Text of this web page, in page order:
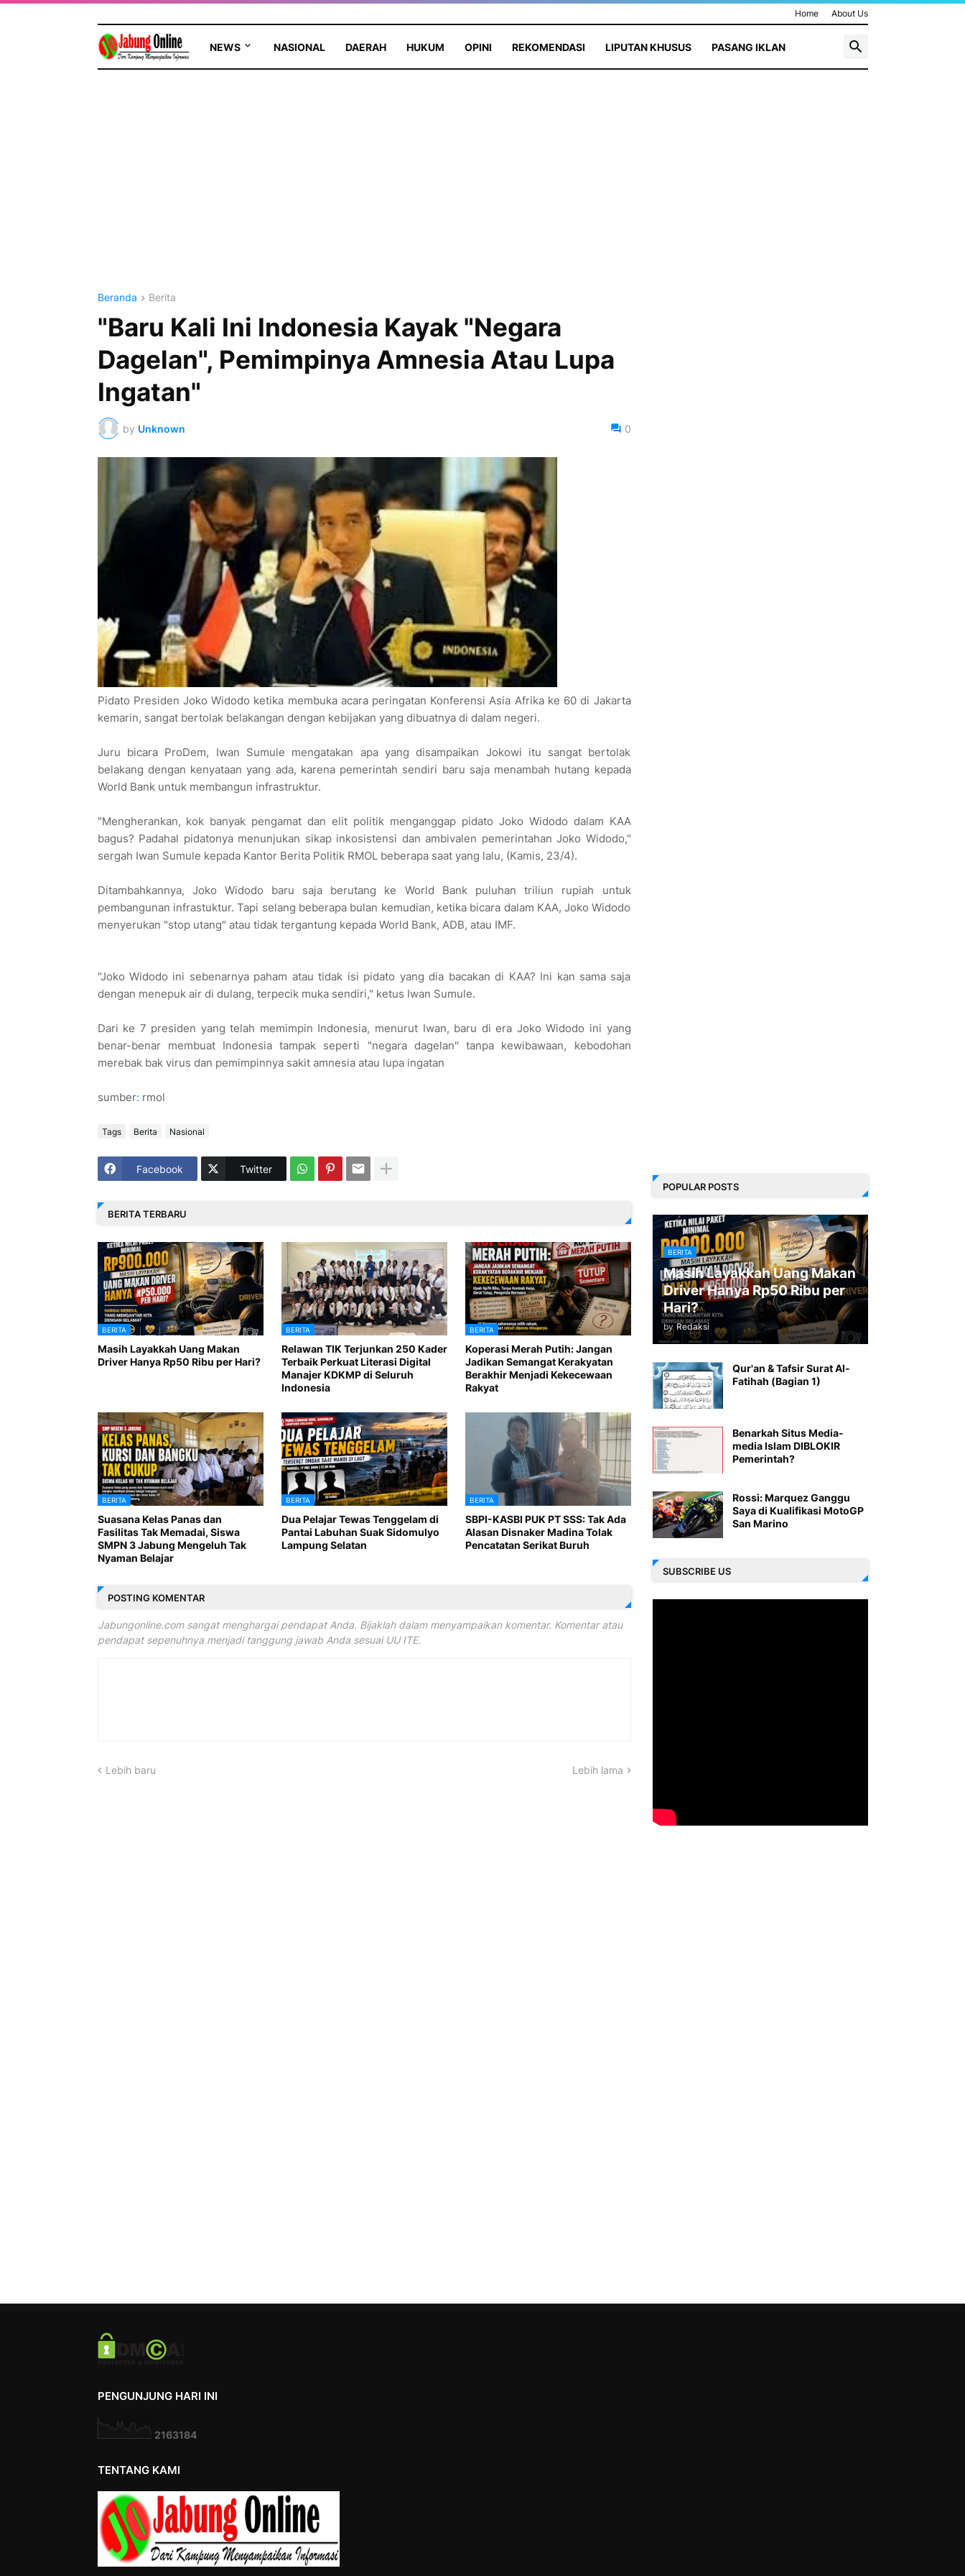
Home About Us
NEWS NASIONAL DAERAH HUKUM OPINI REKOMENDASI LIPUTAN KHUSUS PASANG IKLAN
Beranda Berita
"Baru Kali Ini Indonesia Kayak "Negara
Dagelan", Pemimpinya Amnesia Atau Lupa
Ingatan"
by Unknown 0
Pidato Presiden Joko Widodo ketika membuka acara peringatan Konferensi Asia Afrika ke 60 di Jakarta
kemarin, sangat bertolak belakangan dengan kebijakan yang dibuatnya di dalam negeri.
Juru bicara ProDem, Iwan Sumule mengatakan apa yang disampaikan Jokowi itu sangat bertolak
belakang dengan kenyataan yang ada, karena pemerintah sendiri baru saja menambah hutang kepada
World Bank untuk membangun infrastruktur.
"Mengherankan, kok banyak pengamat dan elit politik menganggap pidato Joko Widodo dalam KAA
bagus? Padahal pidatonya menunjukan sikap inkosistensi dan ambivalen pemerintahan Joko Widodo,"
sergah Iwan Sumule kepada Kantor Berita Politik RMOL beberapa saat yang lalu, (Kamis, 23/4).
Ditambahkannya, Joko Widodo baru saja berutang ke World Bank puluhan triliun rupiah untuk
pembangunan infrastuktur. Tapi selang beberapa bulan kemudian, ketika bicara dalam KAA, Joko Widodo
menyerukan "stop utang" atau tidak tergantung kepada World Bank, ADB, atau IMF.
"Joko Widodo ini sebenarnya paham atau tidak isi pidato yang dia bacakan di KAA? Ini kan sama saja
dengan menepuk air di dulang, terpecik muka sendiri," ketus Iwan Sumule.
Dari ke 7 presiden yang telah memimpin Indonesia, menurut Iwan, baru di era Joko Widodo ini yang
benar-benar membuat Indonesia tampak seperti "negara dagelan" tanpa kewibawaan, kebodohan
merebak bak virus dan pemimpinnya sakit amnesia atau lupa ingatan
sumber: rmol
Tags Berita Nasional
Facebook Twitter
BERITA TERBARU
BERITA
Masih Layakkah Uang Makan
Driver Hanya Rp50 Ribu per Hari?
BERITA
Relawan TIK Terjunkan 250 Kader
Terbaik Perkuat Literasi Digital
Manajer KDKMP di Seluruh
Indonesia
BERITA
Koperasi Merah Putih: Jangan
Jadikan Semangat Kerakyatan
Berakhir Menjadi Kekecewaan
Rakyat
BERITA
Suasana Kelas Panas dan
Fasilitas Tak Memadai, Siswa
SMPN 3 Jabung Mengeluh Tak
Nyaman Belajar
BERITA
Dua Pelajar Tewas Tenggelam di
Pantai Labuhan Suak Sidomulyo
Lampung Selatan
BERITA
SBPI-KASBI PUK PT SSS: Tak Ada
Alasan Disnaker Madina Tolak
Pencatatan Serikat Buruh
POSTING KOMENTAR
Jabungonline.com sangat menghargai pendapat Anda. Bijaklah dalam menyampaikan komentar. Komentar atau
pendapat sepenuhnya menjadi tanggung jawab Anda sesuai UU ITE.
Lebih baru Lebih lama
POPULAR POSTS
BERITA
Masih Layakkah Uang Makan
Driver Hanya Rp50 Ribu per
Hari?
by Redaksi
Qur'an & Tafsir Surat Al-
Fatihah (Bagian 1)
Benarkah Situs Media-
media Islam DIBLOKIR
Pemerintah?
Rossi: Marquez Ganggu
Saya di Kualifikasi MotoGP
San Marino
SUBSCRIBE US
PENGUNJUNG HARI INI
2163184
TENTANG KAMI